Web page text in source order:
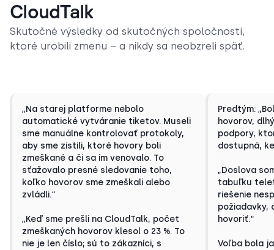
CloudTalk
Skutočné výsledky od skutočných spoločností,
ktoré urobili zmenu – a nikdy sa neobzreli späť.
„Na starej platforme nebolo
automatické vytváranie tiketov. Museli
sme manuálne kontrolovať protokoly,
aby sme zistili, ktoré hovory boli
zmeškané a či sa im venovalo. To
sťažovalo presné sledovanie toho,
koľko hovorov sme zmeškali alebo
zvládli.“
„Keď sme prešli na CloudTalk, počet
zmeškaných hovorov klesol o 23 %. To
nie je len číslo; sú to zákazníci, s
Predtým:
hovorov,
podpory,
dostupná,
„Doslova
tabuľku
riešenie
požiadavky,
hovoriť.“
Voľba bola